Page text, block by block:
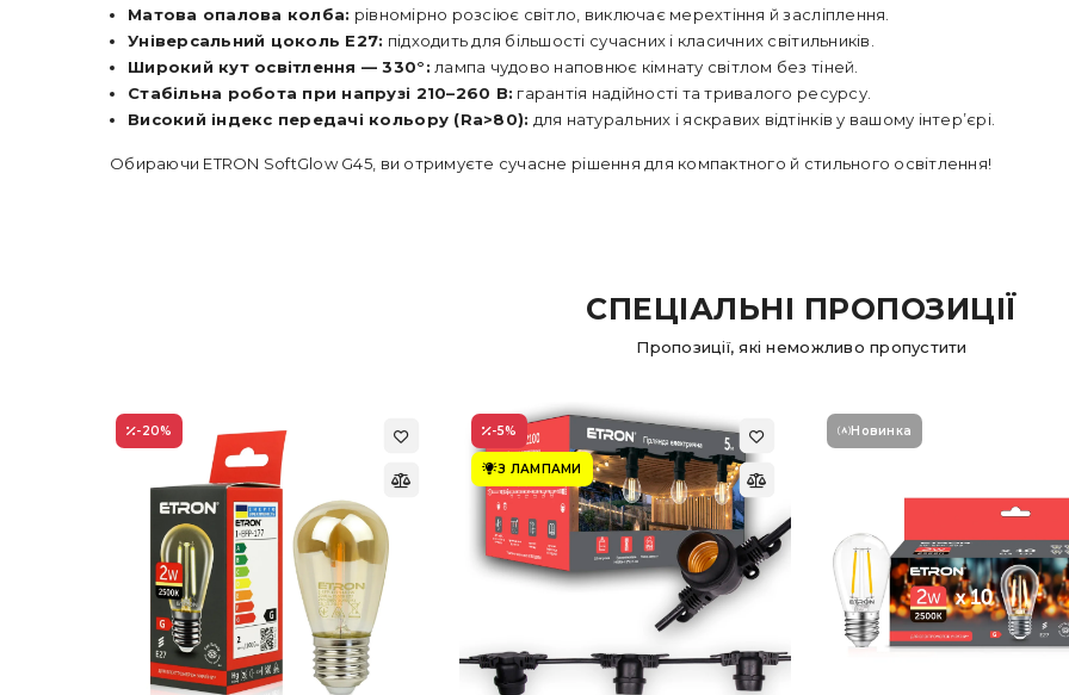
Матова опалова колба: рівномірно розсіює світло, виключає мерехтіння й засліплення.
Універсальний цоколь E27: підходить для більшості сучасних і класичних світильників.
Широкий кут освітлення — 330°: лампа чудово наповнює кімнату світлом без тіней.
Стабільна робота при напрузі 210–260 В: гарантія надійності та тривалого ресурсу.
Високий індекс передачі кольору (Ra>80): для натуральних і яскравих відтінків у вашому інтер’єрі.
Обираючи ETRON SoftGlow G45, ви отримуєте сучасне рішення для компактного й стильного освітлення!
СПЕЦІАЛЬНІ ПРОПОЗИЦІЇ
Пропозиції, які неможливо пропустити
-20% -5%
З ЛАМПАМИ
Новинка